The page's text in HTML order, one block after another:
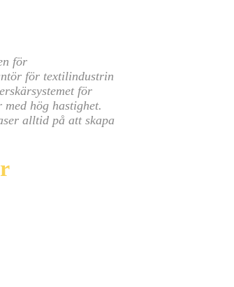
för
för textilindustrin
för
hög hastighet.
alltid på att skapa